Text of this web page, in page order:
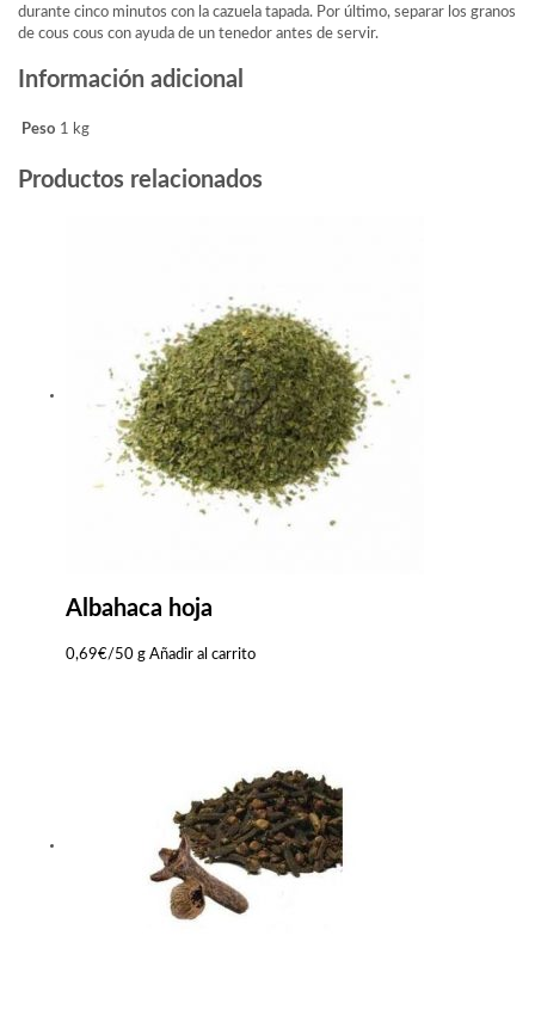
durante cinco minutos con la cazuela tapada. Por último, separar los granos
de cous cous con ayuda de un tenedor antes de servir.
Información adicional
Peso 1 kg
Productos relacionados
Albahaca hoja
0,69€/50 g Añadir al carrito